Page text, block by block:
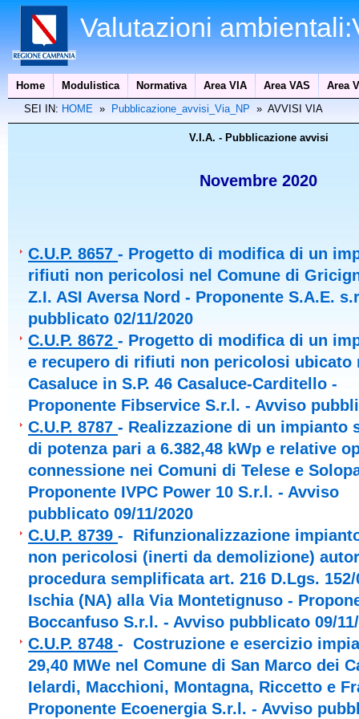
Valutazioni
Home Modulistica Normativa Area VIA Area VAS
Area
SEI IN: HOME » Pubblicazione_avvisi_Via_NP » AVVISI VIA
V.I.A. - Pubblicazione avvisi
Novembre 2020
C.U.P. 8657 - Progetto di modifica di un
rifiuti non pericolosi nel Comune di
Z.I. ASI Aversa Nord - Proponente S.A.E.
pubblicato 02/11/2020
C.U.P. 8672 - Progetto di modifica di un
e recupero di rifiuti non pericolosi ubicato
Casaluce in S.P. 46 Casaluce-Carditello -
Proponente Fibservice S.r.l. - Avviso
C.U.P. 8787 - Realizzazione di un impianto
di potenza pari a 6.382,48 kWp e relative
connessione nei Comuni di Telese e
Proponente IVPC Power 10 S.r.l. - Avviso
pubblicato 09/11/2020
C.U.P. 8739 - Rifunzionalizzazione
non pericolosi (inerti da demolizione)
procedura semplificata art. 216 D.Lgs.
Ischia (NA) alla Via Montetignuso -
Boccanfuso S.r.l. - Avviso pubblicato 09/
C.U.P. 8748 - Costruzione e esercizio
29,40 MWe nel Comune di San Marco dei
Ielardi, Macchioni, Montagna, Riccetto e
Proponente Ecoenergia S.r.l. - Avviso